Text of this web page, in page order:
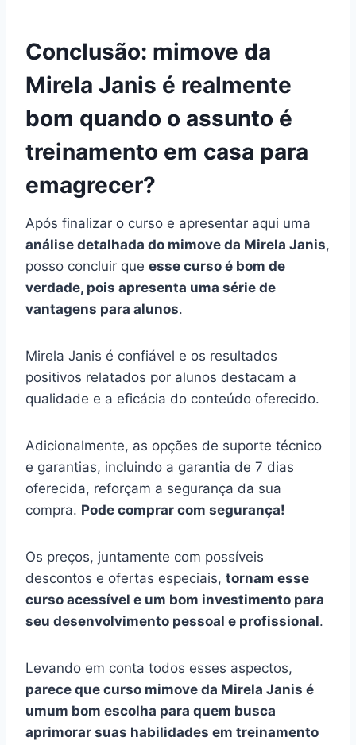
Conclusão: mimove da
Mirela Janis é realmente
bom quando o assunto é
treinamento em casa para
emagrecer?
Após finalizar o curso e apresentar aqui uma
análise detalhada do mimove da Mirela Janis,
posso concluir que esse curso é bom de
verdade, pois apresenta uma série de
vantagens para alunos.
Mirela Janis é confiável e os resultados
positivos relatados por alunos destacam a
qualidade e a eficácia do conteúdo oferecido.
Adicionalmente, as opções de suporte técnico
e garantias, incluindo a garantia de 7 dias
oferecida, reforçam a segurança da sua
compra. Pode comprar com segurança!
Os preços, juntamente com possíveis
descontos e ofertas especiais, tornam esse
curso acessível e um bom investimento para
seu desenvolvimento pessoal e profissional.
Levando em conta todos esses aspectos,
parece que curso mimove da Mirela Janis é
umum bom escolha para quem busca
aprimorar suas habilidades em treinamento